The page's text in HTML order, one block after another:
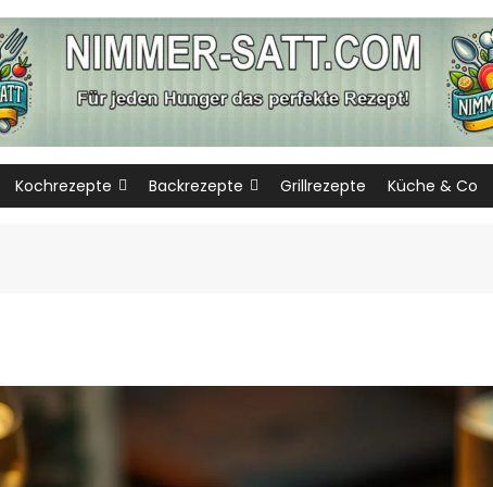
Kochrezepte Backrezepte Grillrezepte Küche & Co